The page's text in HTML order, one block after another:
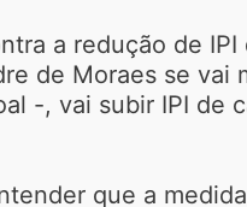
a redução de
de Moraes se
-, vai subir IPI de
que a